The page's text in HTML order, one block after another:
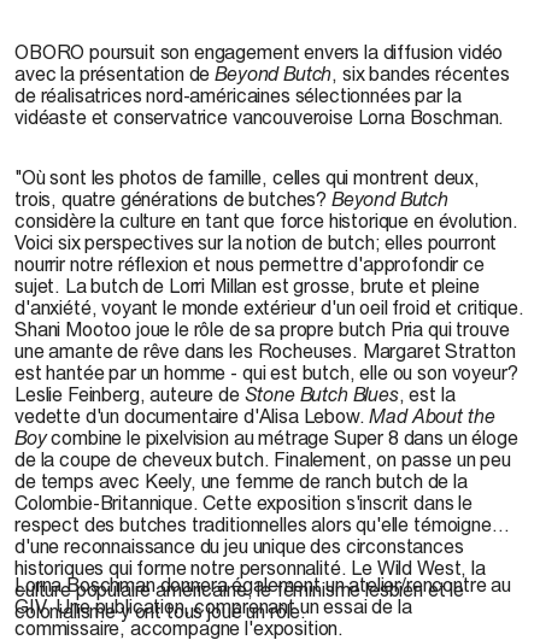
OBORO poursuit son engagement envers la diffusion vidéo
avec la présentation deBeyond Butch, six bandes récentes
de réalisatrices nord-américaines sélectionnées par la
vidéaste et conservatrice vancouveroise Lorna Boschman.
"Où sont les photos de famille, celles qui montrent deux,
trois, quatre générations de butches? Beyond Butch
considère la culture en tant que force historique en évolution.
Voici six perspectives sur la notion de butch; elles pourront
nourrir notre réflexion et nous permettre d'approfondir ce
sujet. La butch de Lorri Millan est grosse, brute et pleine
d'anxiété, voyant le monde extérieur d'un oeil froid et critique.
Shani Mootoo joue le rôle de sa propre butch Pria qui trouve
une amante de rêve dans les Rocheuses. Margaret Stratton
est hantée par un homme - qui est butch, elle ou son voyeur?
Leslie Feinberg, auteure de Stone Butch Blues, est la
vedette d'un documentaire d'Alisa Lebow.Mad About the
Boycombine le pixelvision au métrage Super 8 dans un éloge
de la coupe de cheveux butch. Finalement, on passe un peu
de temps avec Keely, une femme de ranch butch de la
Colombie-Britannique. Cette exposition s'inscrit dans le
respect des butches traditionnelles alors qu'elle témoigne
d'une reconnaissance du jeu unique des circonstances
historiques qui forme notre personnalité. Le Wild West, la
culture populaire américaine, le féminisme lesbien et le
colonialisme y ont tous joué un rôle.
Lorna Boschman donnera également un atelier/rencontre au
GIV. Une publication, comprenant un essai de la
commissaire, accompagne l'exposition.